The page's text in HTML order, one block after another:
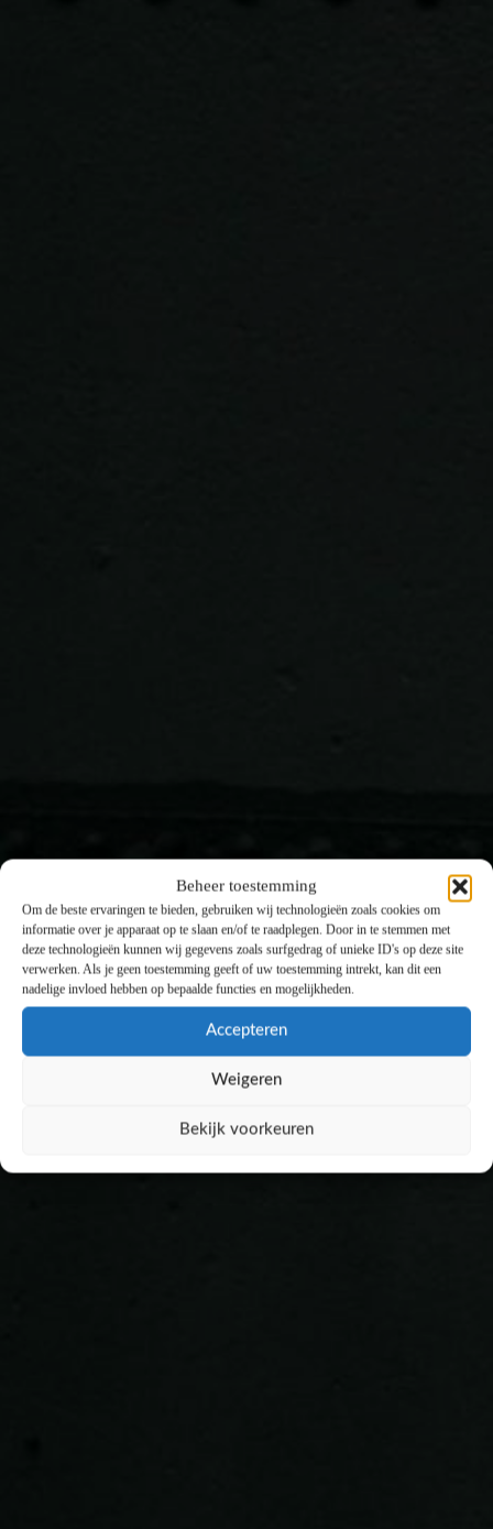
Beheer toestemming
Om de beste ervaringen te bieden, gebruiken wij technologieën zoals cookies om
informatie over je apparaat op te slaan en/of te raadplegen. Door in te stemmen met
deze technologieën kunnen wij gegevens zoals surfgedrag of unieke ID's op deze site
verwerken. Als je geen toestemming geeft of uw toestemming intrekt, kan dit een
nadelige invloed hebben op bepaalde functies en mogelijkheden.
Accepteren
Weigeren
Bekijk voorkeuren